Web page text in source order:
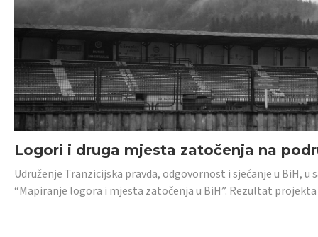
Logori i druga mjesta zatočenja na
Udruženje Tranzicijska pravda, odgovornost i sjećanje u BiH,
“Mapiranje logora i mjesta zatočenja u BiH”. Rezultat